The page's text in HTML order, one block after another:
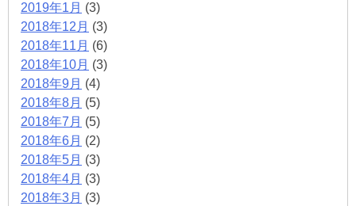
2019年1月 (3)
2018年12月 (3)
2018年11月 (6)
2018年10月 (3)
2018年9月 (4)
2018年8月 (5)
2018年7月 (5)
2018年6月 (2)
2018年5月 (3)
2018年4月 (3)
2018年3月 (3)